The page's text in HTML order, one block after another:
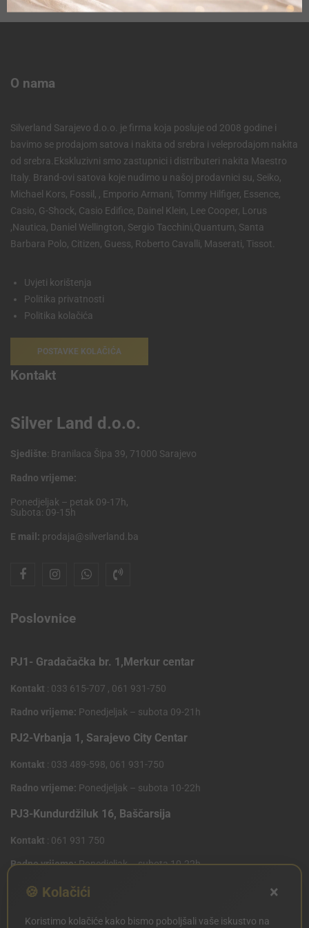
O nama
Silverland Sarajevo d.o.o. je firma koja posluje od 2008 godine i
bavimo se prodajom satova i nakita od srebra i veleprodajom nakita
od srebra.Ekskluzivni smo zastupnici i distributeri nakita Maestro
Italy. Brand-ovi satova koje nudimo u našoj prodavnici su, Seiko,
Michael Kors, Fossil, , Emporio Armani, Tommy Hilfiger, Essence,
Casio, G-Shock, Casio Edifice, Dainel Klein, Lee Cooper, Lorus
,Nautica, Daniel Wellington, Sergio Tacchini,Quantum, Santa
Barbara Polo, Citizen, Guess, Roberto Cavalli, Maserati, Tissot.
Uvjeti korištenja
Politika privatnosti
Politika kolačića
POSTAVKE KOLAČIĆA
Kontakt
Silver Land d.o.o.
Sjedište: Branilaca Šipa 39, 71000 Sarajevo
Radno vrijeme:
Ponedjeljak – petak 09-17h,
Subota: 09-15h
E mail: prodaja@silverland.ba
Poslovnice
PJ1- Gradačačka br. 1,Merkur centar
Kontakt : 033 615-707 , 061 931-750
Radno vrijeme: Ponedjeljak – subota 09-21h
PJ2-Vrbanja 1, Sarajevo City Centar
Kontakt : 033 489-598, 061 931-750
Radno vrijeme: Ponedjeljak – subota 10-22h
PJ3-Kundurdžiluk 16, Baščarsija
Kontakt : 061 931 750
Radno vrijeme:Ponedjeljak – subota 10-22h
PJ4 West Gate,Mostarsko raskrsce 10 (Penny Plus
🍪 Kolačići ×
Koristimo kolačiće kako bismo poboljšali vaše iskustvo na